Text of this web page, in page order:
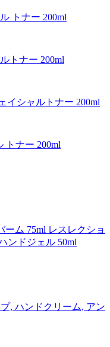
トナー 200ml
トナー 200ml
イシャルトナー 200ml
トナー 200ml
ム 75ml レスレクショ
ンドジェル 50ml
, ハンドクリーム, アン